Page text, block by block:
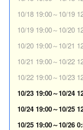
10/18 19:00～10/19
10/19 19:00～10/20
10/20 19:00～10/21
10/21 19:00～10/22
10/22 19:00～10/23
10/23 19:00～10/24
10/24 19:00～10/25
10/25 19:00～10/26